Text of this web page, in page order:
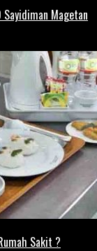
Sayidiman Magetan
Sakit ?